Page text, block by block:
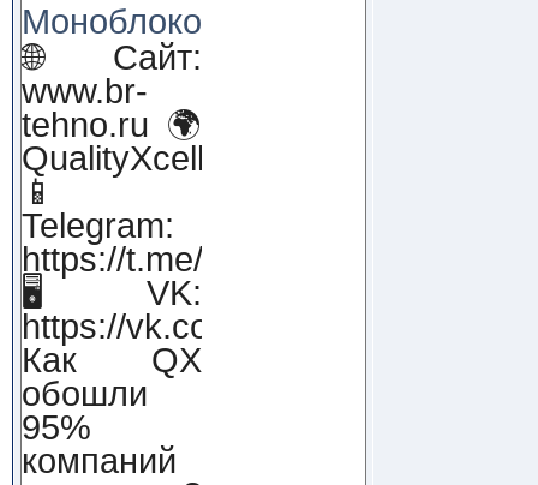
Моноблоков!
🌐 Сайт:
www.br-
tehno.ru 🌍
QualityXcellence.ru
📱
Telegram:
https://t.me/qx_lab_IT
🖥 VK:
https://vk.com/qualityxcellenc
Как QX
обошли
95%
компаний